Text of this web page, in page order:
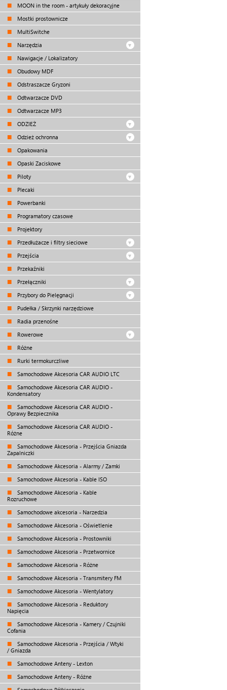
MOON in the room - artykuły dekoracyjne
Mostki prostownicze
MultiSwitche
Narzędzia
Nawigacje / Lokalizatory
Obudowy MDF
Odstraszacze Gryzoni
Odtwarzacze DVD
Odtwarzacze MP3
ODZIEŻ
Odzież ochronna
Opakowania
Opaski Zaciskowe
Piloty
Plecaki
Powerbanki
Programatory czasowe
Projektory
Przedłużacze i filtry sieciowe
Przejścia
Przekaźniki
Przełączniki
Przybory do Pielęgnacji
Pudełka / Skrzynki narzędziowe
Radia przenośne
Rowerowe
Różne
Rurki termokurczliwe
Samochodowe Akcesoria CAR AUDIO LTC
Samochodowe Akcesoria CAR AUDIO -
Kondensatory
Samochodowe Akcesoria CAR AUDIO -
Oprawy Bezpiecznika
Samochodowe Akcesoria CAR AUDIO -
Różne
Samochodowe Akcesoria - Przejścia Gniazda
Zapalniczki
Samochodowe Akcesoria - Alarmy / Zamki
Samochodowe Akcesoria - Kable ISO
Samochodowe Akcesoria - Kable
Rozruchowe
Samochodowe akcesoria - Narzedzia
Samochodowe Akcesoria - Oświetlenie
Samochodowe Akcesoria - Prostowniki
Samochodowe Akcesoria - Przetwornice
Samochodowe Akcesoria - Różne
Samochodowe Akcesoria - Transmitery FM
Samochodowe Akcesoria - Wentylatory
Samochodowe Akcesoria - Reduktory
Napięcia
Samochodowe Akcesoria - Kamery / Czujniki
Cofania
Samochodowe Akcesoria - Przejścia / Wtyki
/ Gniazda
Samochodowe Anteny - Lexton
Samochodowe Anteny - Różne